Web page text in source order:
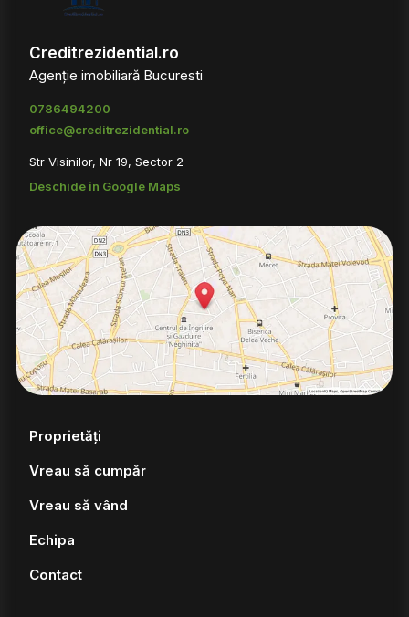
Creditrezidential.ro
Agenție imobiliară Bucuresti
0786494200
office@creditrezidential.ro
Str Visinilor, Nr 19, Sector 2
Deschide în Google Maps
Proprietăți
Vreau să cumpăr
Vreau să vând
Echipa
Contact